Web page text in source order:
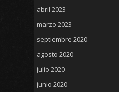
abril 2023
marzo 2023
septiembre 2020
agosto 2020
julio 2020
junio 2020